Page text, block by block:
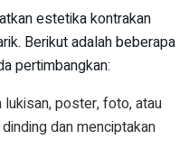
estetika kontrakan
Berikut adalah beberapa
pertimbangkan:
lukisan, poster, foto, atau
dan menciptakan